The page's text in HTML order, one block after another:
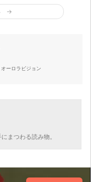
オーロラビジョン
まつわる読み物。